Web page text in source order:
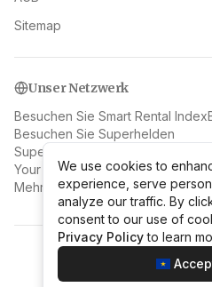
Sitemap
Unser Netzwerk
Besuchen Sie Smart Rental Index
Besuchen Sie Superhelden
Superman's Eerste Verschijning:
Your Old Laptop Beats a Mini PC
Mehr lesen auf Maisons Floriot
v
We use cookies to
experience, serve
analyze our traffic. By
consent to our use of
Privacy Policy to learn
We use cookies to
experience, serve
analyze our traffic. By
consent to our use of
Privacy Policy to learn